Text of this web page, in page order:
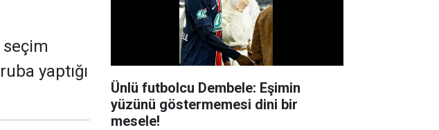
yaptığı
Ünlü futbolcu Dembele: Eşimin
yüzünü göstermemesi dini bir
mesele!